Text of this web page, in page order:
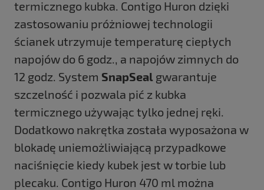
termicznego kubka. Contigo Huron dzięki
zastosowaniu próżniowej technologii
ścianek utrzymuje temperaturę ciepłych
napojów do 6 godz., a napojów zimnych do
12 godz. System SnapSeal gwarantuje
szczelność i pozwala pić z kubka
termicznego używając tylko jednej ręki.
Dodatkowo nakrętka została wyposażona w
blokadę uniemożliwiającą przypadkowe
naciśnięcie kiedy kubek jest w torbie lub
plecaku. Contigo Huron 470 ml można